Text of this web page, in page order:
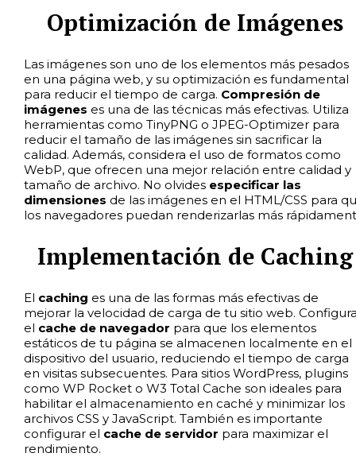
Optimización de Imágenes
Las imágenes son uno de los elementos más pesados
en una página web, y su optimización es fundamental
para reducir el tiempo de carga. Compresión de
imágenes es una de las técnicas más efectivas. Utiliza
herramientas como TinyPNG o JPEG-Optimizer para
reducir el tamaño de las imágenes sin sacrificar la
calidad. Además, considera el uso de formatos como
WebP, que ofrecen una mejor relación entre calidad y
tamaño de archivo. No olvides especificar las
dimensiones de las imágenes en el HTML/CSS para
los navegadores puedan renderizarlas más
Implementación de Caching
El caching es una de las formas más efectivas de
mejorar la velocidad de carga de tu sitio web.
el cache de navegador para que los elementos
estáticos de tu página se almacenen localmente en el
dispositivo del usuario, reduciendo el tiempo de carga
en visitas subsecuentes. Para sitios WordPress, plugins
como WP Rocket o W3 Total Cache son ideales para
habilitar el almacenamiento en caché y minimizar los
archivos CSS y JavaScript. También es importante
configurar el cache de servidor para maximizar el
rendimiento.